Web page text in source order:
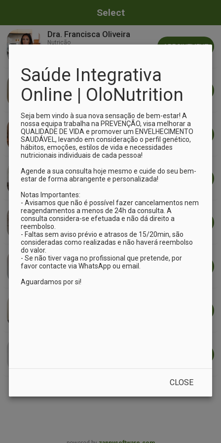
Saúde Integrativa
Online | OloNutrition
Seja bem vindo à sua nova sensação de bem-estar! A
nossa equipa trabalha na PREVENÇÃO, visa melhorar a
QUALIDADE DE VIDA e promover um ENVELHECIMENTO
SAUDÁVEL, levando em consideração o perfil genético,
hábitos, emoções, estilos de vida e necessidades
nutricionais individuais de cada pessoa!
Agende a sua consulta hoje mesmo e cuide do seu bem-
estar de forma abrangente e personalizada!
Notas Importantes:
- Avisamos que não é possível fazer cancelamentos nem
reagendamentos a menos de 24h da consulta. A
consulta considera-se efetuada e não dá direito a
reembolso.
- Faltas sem aviso prévio e atrasos de 15/20min, são
consideradas como realizadas e não haverá reembolso
do valor.
- Se não tiver vaga no profissional que pretende, por
favor contacte via WhatsApp ou email.
CLOSE
Select
Dra. Francisca Oliveira
Nutrição APPOINTMENT
Dra. Francisca Magalhães
Nutrição APPOINTMENT
Dra. Eduarda Carvalho
Nutrição no Desporto APPOINTMENT
Dra. Sara Freitas
Nutrição Materno-Infantil
Dra. Andreia Pais
Nutrição APPOINTMENT
Dra. Fernanda Marques
Nutrição Funcional em Oncologia